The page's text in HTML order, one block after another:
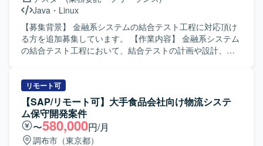
考えて行動し、課題に対して粘り強く取り組める方が望ま
しいです。 【ポジションの魅力】 ネット銀行向けのシステ
ム保守を通じて、金融業界特有の業務知識や大規模システ
ムの運用・保守ノウハウを身につけることができます。オ
フショアチームとの協業を通じて、ドキュメント作成やコ
環境】 COBOLおよびSQLを用いたネット銀行向けシステム
の保守開発環境となります。
Java ・ Linux
【募集背景】 金融系システムの結合テスト工程に対応頂け
る方を追加募集しています。 【作業内容】 金融系システム
の結合テスト工程において、結合テストの計画や設計、テ
験を活かし、関連する仕様や設計内容を理解したうえでテ
スト観点の洗い出しやテストケースの作成にも携わってい
ただきます。 【求める人物像】 自発的に一人称で動くこと
ができ、与えられたタスクに対して主体的に取り組める方
を求めています。周囲とコミュニケーションを取りなが
リモート可
【SAP/リモート可】大手食品会社向け物流システ
ム保守開発案件
〜580,000円/月
調布市（東京都）